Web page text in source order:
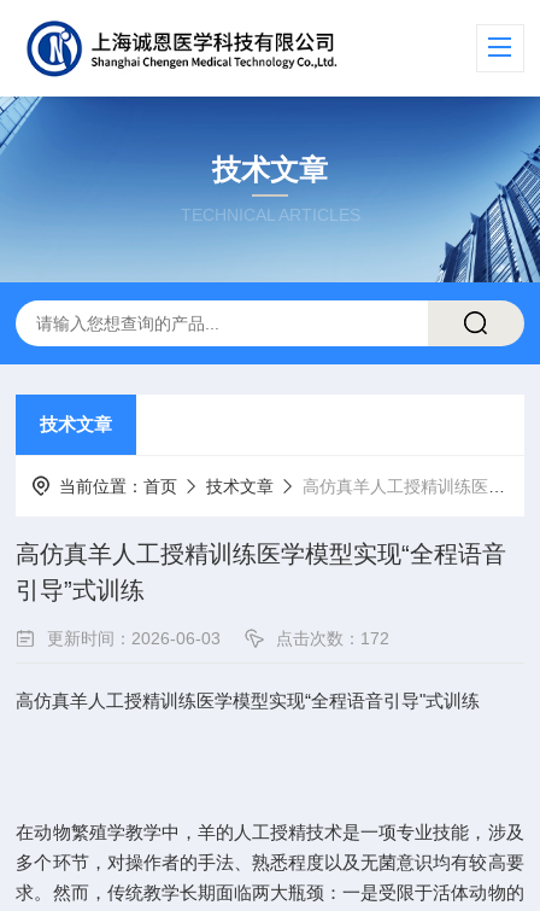
技术文章
TECHNICAL ARTICLES
技术文章
当前位置：首页 技术文章 高仿真羊人工授精训练医学模型实现“全程语音引导”式训练
高仿真羊人工授精训练医学模型实现“全程语音
引导”式训练
更新时间：2026-06-03 点击次数：172
高仿真羊人工授精训练医学模型实现“全程语音引导"式训练
在动物繁殖学教学中，羊的人工授精技术是一项专业技能，涉及
多个环节，对操作者的手法、熟悉程度以及无菌意识均有较高要
求。然而，传统教学长期面临两大瓶颈：一是受限于活体动物的